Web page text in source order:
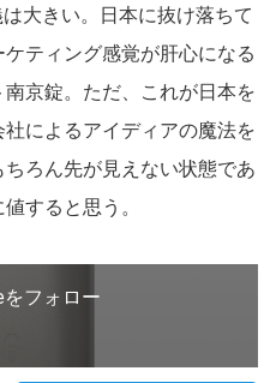
大きい。日本に抜け落ちて
ティング感覚が肝心になる
京錠。ただ、これが日本を
によるアイディアの魔法を
ろん先が見えない状態であ
すると思う。
をフォロー